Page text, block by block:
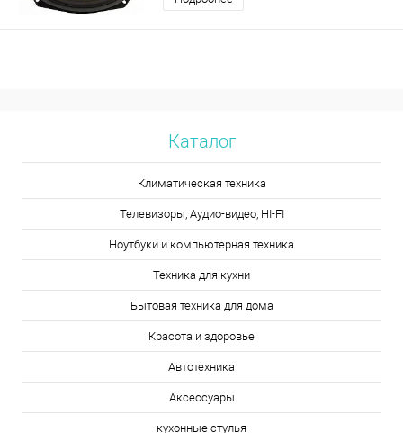
Каталог
Климатическая техника
Телевизоры, Аудио-видео, HI-FI
Ноутбуки и компьютерная техника
Техника для кухни
Бытовая техника для дома
Красота и здоровье
Автотехника
Аксессуары
кухонные стулья